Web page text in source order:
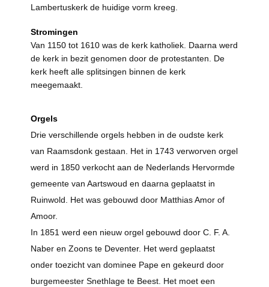
Lambertuskerk de huidige vorm kreeg.
Stromingen
Van 1150 tot 1610 was de kerk katholiek. Daarna werd
de kerk in bezit genomen door de protestanten. De
kerk heeft alle splitsingen binnen de kerk
meegemaakt.
Orgels
Drie verschillende orgels hebben in de oudste kerk
van Raamsdonk gestaan. Het in 1743 verworven orgel
werd in 1850 verkocht aan de Nederlands Hervormde
gemeente van Aartswoud en daarna geplaatst in
Ruinwold. Het was gebouwd door Matthias Amor of
Amoor.
In 1851 werd een nieuw orgel gebouwd door C. F. A.
Naber en Zoons te Deventer. Het werd geplaatst
onder toezicht van dominee Pape en gekeurd door
burgemeester Snethlage te Beest. Het moet een